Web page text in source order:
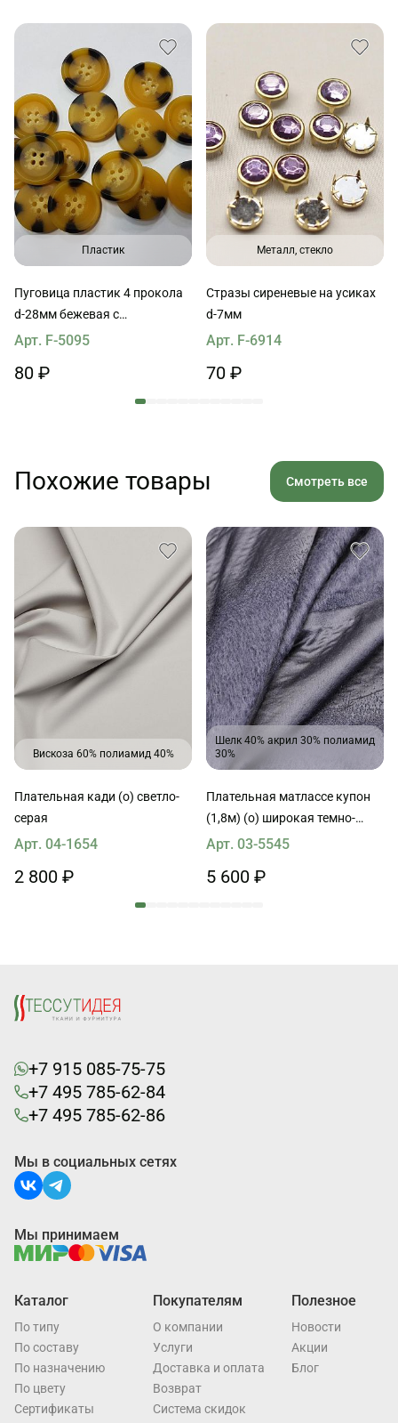
Пластик
Пуговица пластик 4 прокола
d-28мм бежевая с
вкраплениями
Арт. F-5095
80 ₽
Металл, стекло
Стразы сиреневые на усиках
d-7мм
Арт. F-6914
70 ₽
Похожие товары Смотреть все
Вискоза 60% полиамид 40%
Плательная кади (о) светло-
серая
Арт. 04-1654
2 800 ₽
Шелк 40% акрил 30% полиамид
30%
Плательная матлассе купон
(1,8м) (о) широкая темно-
серая полоса с ворсом Armani
Арт. 03-5545
5 600 ₽
+7 915 085-75-75
+7 495 785-62-84
+7 495 785-62-86
Каталог
По типу
По составу
По назначению
По цвету
Cертификаты
Покупателям
О компании
Услуги
Доставка и оплата
Возврат
Система скидок
Полезное
Новости
Акции
Блог
Мы в социальных сетях
Мы принимаем